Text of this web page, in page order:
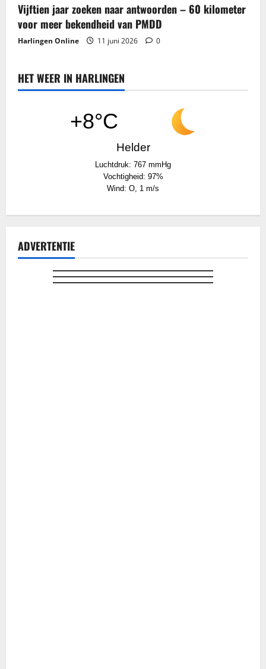
Vijftien jaar zoeken naar antwoorden – 60 kilometer
voor meer bekendheid van PMDD
Harlingen Online 11 juni 2026 0
HET WEER IN HARLINGEN
+8°C
Helder
Luchtdruk: 767 mmHg
Vochtigheid: 97%
Wind: O, 1 m/s
ADVERTENTIE